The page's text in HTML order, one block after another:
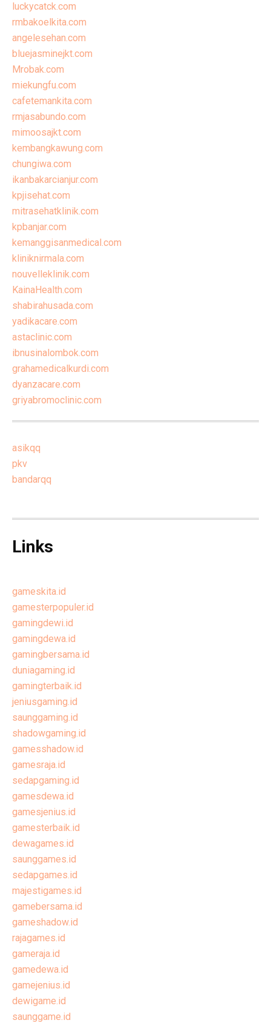
luckycatck.com
rmbakoelkita.com
angelesehan.com
bluejasminejkt.com
Mrobak.com
miekungfu.com
cafetemankita.com
rmjasabundo.com
mimoosajkt.com
kembangkawung.com
chungiwa.com
ikanbakarcianjur.com
kpjisehat.com
mitrasehatklinik.com
kpbanjar.com
kemanggisanmedical.com
kliniknirmala.com
nouvelleklinik.com
KainaHealth.com
shabirahusada.com
yadikacare.com
astaclinic.com
ibnusinalombok.com
grahamedicalkurdi.com
dyanzacare.com
griyabromoclinic.com
asikqq
pkv
bandarqq
Links
gameskita.id
gamesterpopuler.id
gamingdewi.id
gamingdewa.id
gamingbersama.id
duniagaming.id
gamingterbaik.id
jeniusgaming.id
saunggaming.id
shadowgaming.id
gamesshadow.id
gamesraja.id
sedapgaming.id
gamesdewa.id
gamesjenius.id
gamesterbaik.id
dewagames.id
saunggames.id
sedapgames.id
majestigames.id
gamebersama.id
gameshadow.id
rajagames.id
gameraja.id
gamedewa.id
gamejenius.id
dewigame.id
saunggame.id